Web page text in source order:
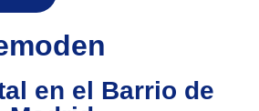
en el Barrio de